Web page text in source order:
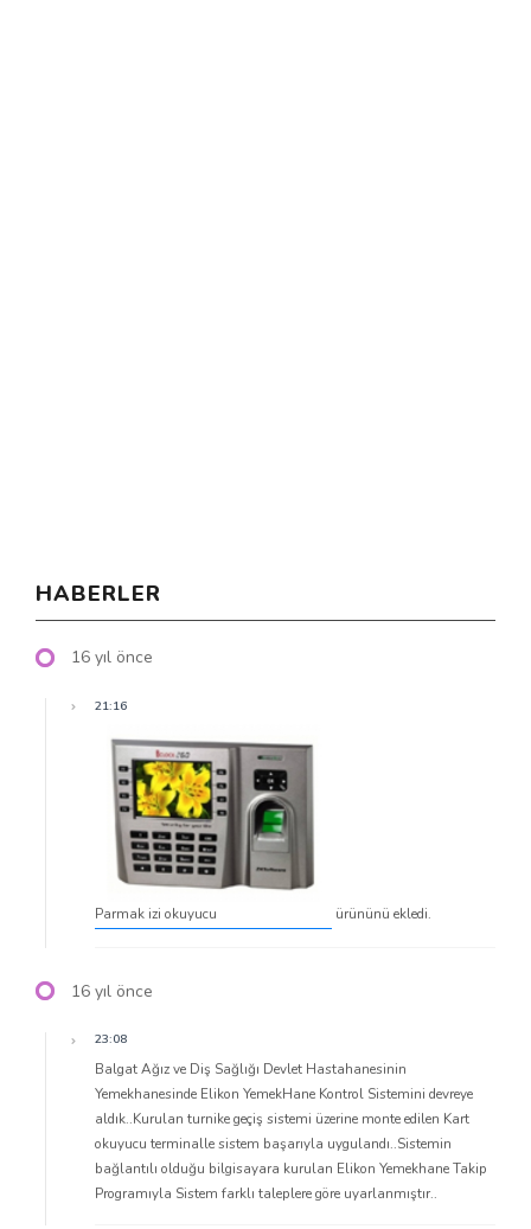
HABERLER
16 yıl önce
21:16
Parmak izi okuyucu ürününü ekledi.
16 yıl önce
23:08
Balgat Ağız ve Diş Sağlığı Devlet Hastahanesinin
Yemekhanesinde Elikon YemekHane Kontrol Sistemini devreye
aldık..Kurulan turnike geçiş sistemi üzerine monte edilen Kart
okuyucu terminalle sistem başarıyla uygulandı..Sistemin
bağlantılı olduğu bilgisayara kurulan Elikon Yemekhane Takip
Programıyla Sistem farklı taleplere göre uyarlanmıştır..